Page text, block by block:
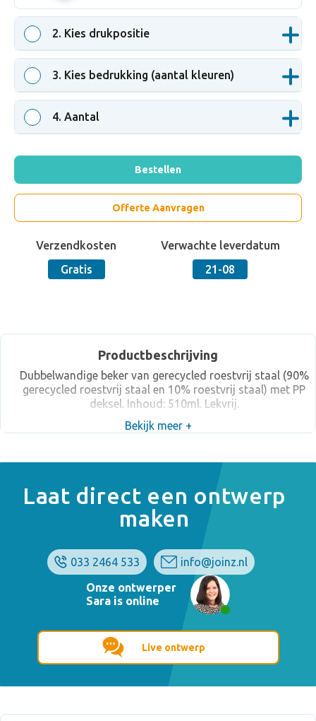
2. Kies drukpositie
3. Kies bedrukking (aantal kleuren)
4. Aantal
Bestellen
Offerte Aanvragen
Verzendkosten
Gratis
Verwachte leverdatum
21-08
Productbeschrijving
Dubbelwandige beker van gerecycled roestvrij staal (90%
gerecycled roestvrij staal en 10% roestvrij staal) met PP
deksel. Inhoud: 510ml. Lekvrij.
Bekijk meer +
Laat direct een ontwerp
maken
033 2464 533
info@joinz.nl
Onze ontwerper
Sara is online
Live ontwerp